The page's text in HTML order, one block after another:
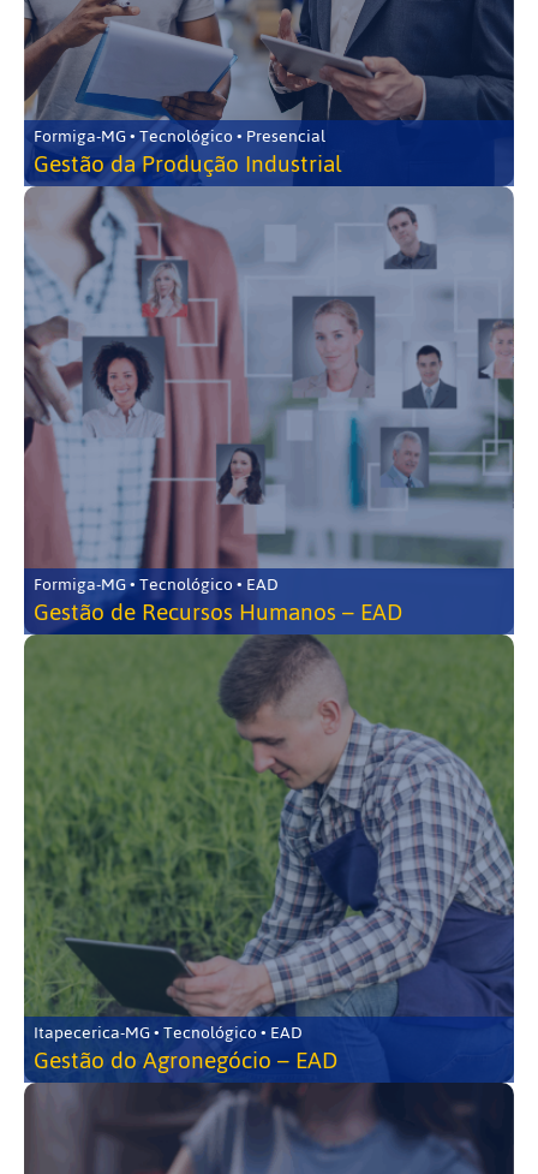
Formiga-MG • Tecnológico • Presencial
Gestão da Produção Industrial
Formiga-MG • Tecnológico • EAD
Gestão de Recursos Humanos – EAD
Itapecerica-MG • Tecnológico • EAD
Gestão do Agronegócio – EAD